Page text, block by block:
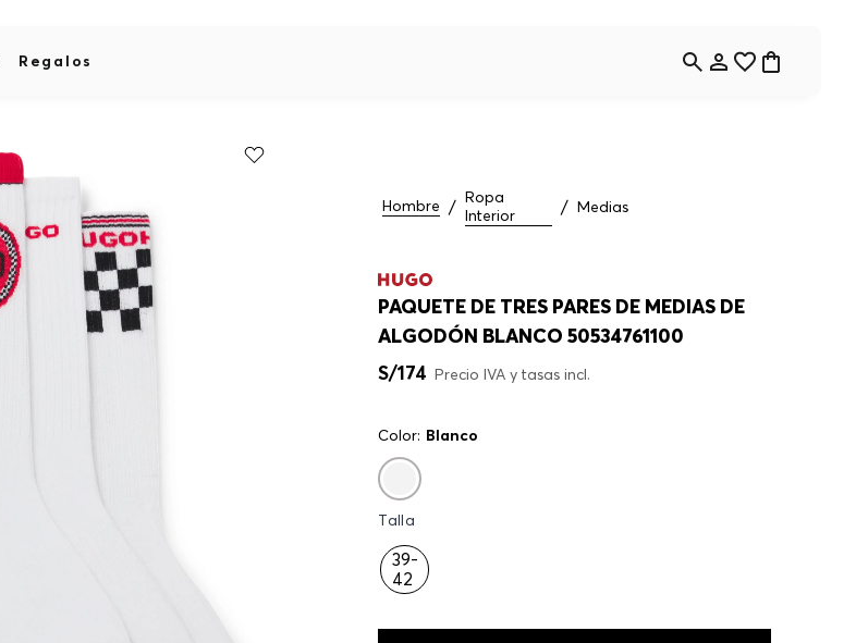
Regalos
Hombre
Ropa
Interior
Medias
PAQUETE DE TRES PARES DE MEDIAS DE
ALGODÓN BLANCO 50534761100
S/174 Precio IVA y tasas incl.
Color: Blanco
Talla
39-
42